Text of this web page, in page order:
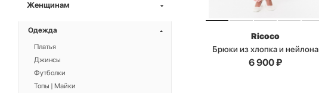
Ricoco
Брюки из хлопка и нейлона
6 900₽
Женщинам
Одежда
Платья
Джинсы
Футболки
Топы | Майки